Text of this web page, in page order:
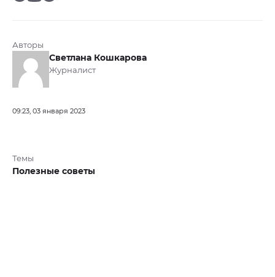
Авторы
Светлана Кошкарова
Журналист
09:23, 03 января 2023
Темы
Полезные советы